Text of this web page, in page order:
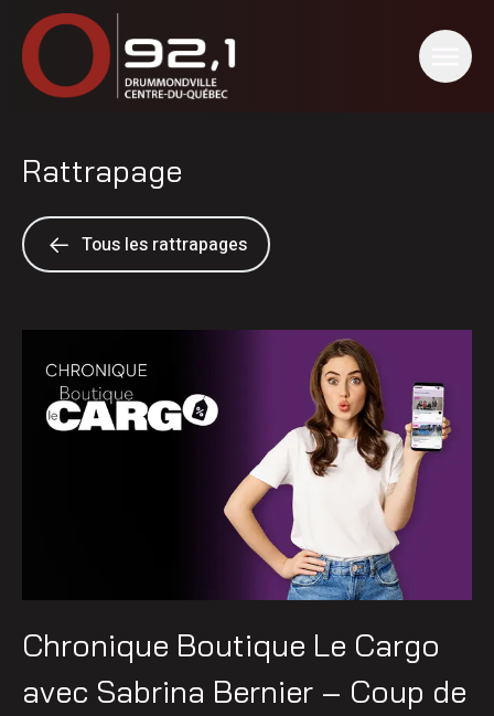
Rattrapage
Tous les rattrapages
Chronique Boutique Le Cargo
avec Sabrina Bernier – Coup de